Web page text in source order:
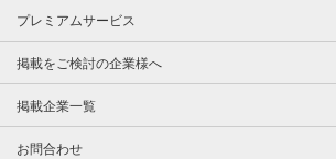
プレミアムサービス
掲載をご検討の企業様へ
掲載企業一覧
お問合わせ